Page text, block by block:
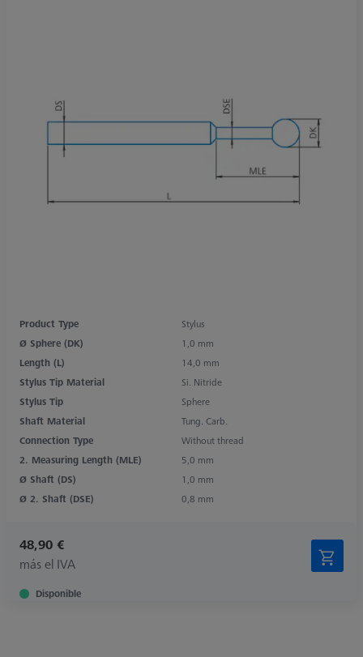
Product Type
Stylus
Ø Sphere (DK)
1,0 mm
Length (L)
14,0 mm
Stylus Tip Material
Si. Nitride
Stylus Tip
Sphere
Shaft Material
Tung. Carb.
Connection Type
Without thread
2. Measuring Length (MLE)
5,0 mm
Ø Shaft (DS)
1,0 mm
Ø 2. Shaft (DSE)
0,8 mm
48,90 €
más el IVA
Disponible